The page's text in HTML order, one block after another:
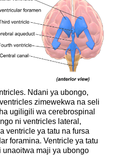
Ndani ya ubongo,
zimewekwa na seli
ugiligili wa cerebrospinal
ni ventricles lateral,
ventricle ya tatu na fursa
foramina. Ventricle ya tatu
unaoitwa maji ya ubongo